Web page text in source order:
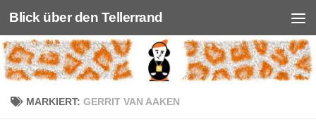
Unter dem Inhalt
Blick über den Tellerrand
MARKIERT: GERRIT VAN AAKEN